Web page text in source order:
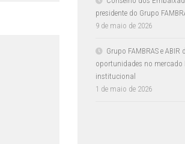
presidente do Grupo
9 de maio de 2026
Grupo FAMBRAS e
oportunidades no mercado
institucional
1 de maio de 2026